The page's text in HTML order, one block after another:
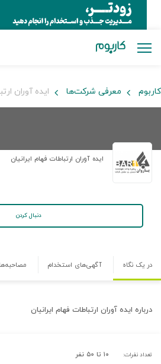
کاربوم معرفی شرکت‌ها ایده آوران
ایده آوران ارتباطات فهام ایرانیان
دنبال کردن
در یک نگاه آگهی‌های استخدام مصاحبه‌ها
درباره ایده آوران ارتباطات فهام ایرانیان
تعداد نفرات: ۱۰ تا ۵۰ نفر